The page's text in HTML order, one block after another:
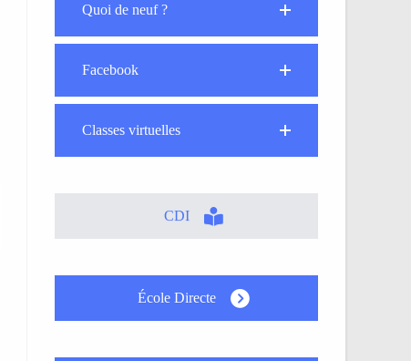
Quoi de neuf ?
Facebook
Classes virtuelles
CDI
École Directe